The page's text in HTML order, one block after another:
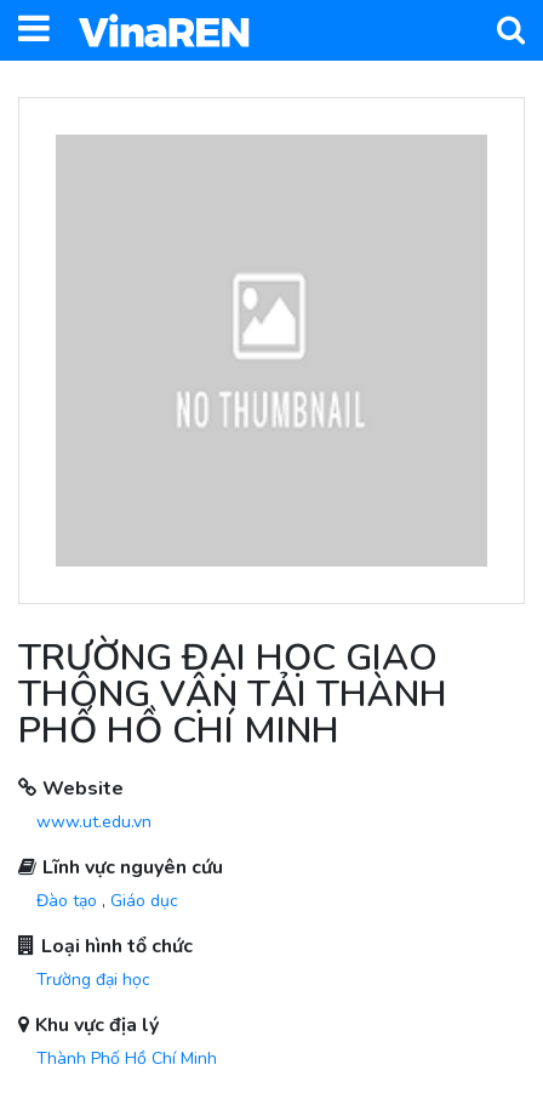
TRƯỜNG ĐẠI HỌC GIAO
THÔNG VẬN TẢI THÀNH
PHỐ HỒ CHÍ MINH
Website
www.ut.edu.vn
Lĩnh vực nguyên cứu
Đào tạo , Giáo dục
Loại hình tổ chức
Trường đại học
Khu vực địa lý
Thành Phố Hồ Chí Minh